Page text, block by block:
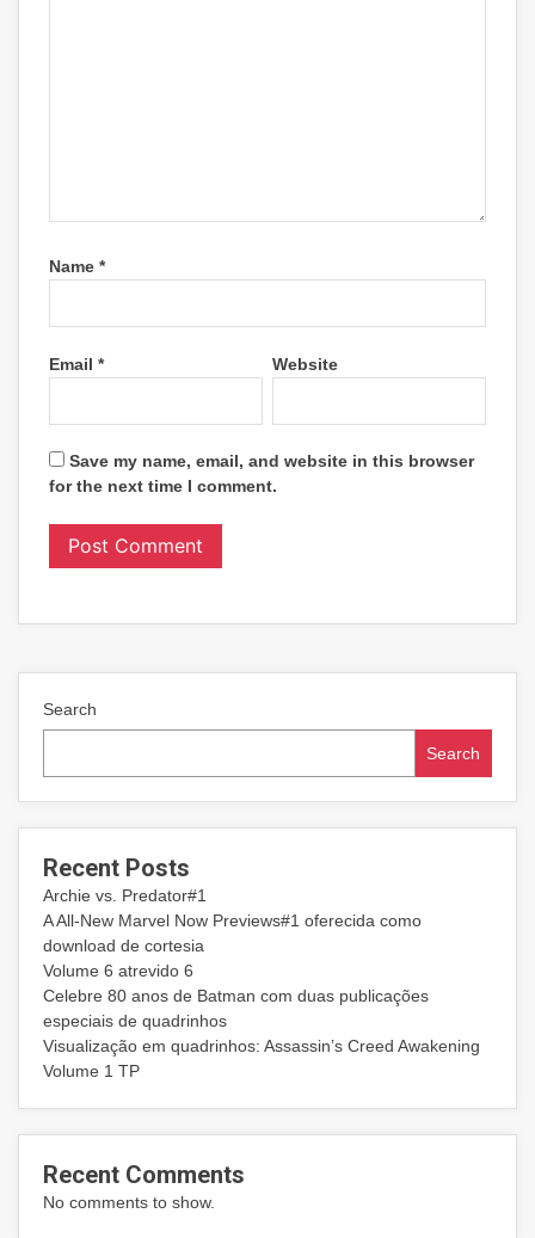
Name *
Email * Website
Save my name, email, and website in this browser
for the next time I comment.
Search
Search
Recent Posts
Archie vs. Predator#1
A All-New Marvel Now Previews#1 oferecida como
download de cortesia
Volume 6 atrevido 6
Celebre 80 anos de Batman com duas publicações
especiais de quadrinhos
Visualização em quadrinhos: Assassin’s Creed Awakening
Volume 1 TP
Recent Comments
No comments to show.